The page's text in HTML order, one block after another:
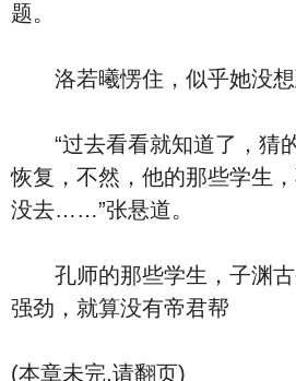
题。
洛若曦愣住，似乎她没想
“过去看看就知道了，猜
恢复，不然，他的那些学生
没去……”张悬道。
孔师的那些学生，子渊古
强劲，就算没有帝君帮
(本章未完,请翻页)